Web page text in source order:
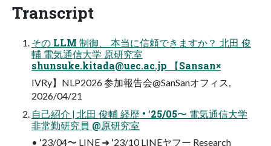
Transcript
その LLM 制御、 本当に信頼できますか？ 北⽥ 俊
輔 電気通信⼤学 原研究室
shunsuke.kitada@uec.ac.jp 【Sansan×
IVRy】NLP2026 参加報告会@SanSanオフィス,
2026/04/21
⾃⼰紹介 | 北⽥ 俊輔 経歴 • ʻ25/05〜 電気通信⼤学
⾮常勤研究員 @原研究室
• ʻ23/04〜 LINE ➜ ʻ23/10 LINEヤフー Research